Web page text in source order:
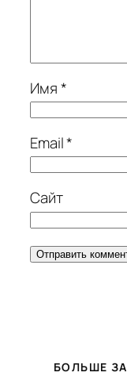
Имя*
Email*
Сайт
БОЛЬШЕ